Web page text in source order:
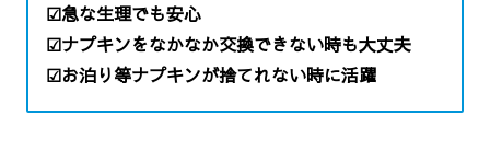
☑急な生理でも安心
☑ナプキンをなかなか交換できない時も大丈夫
☑お泊り等ナプキンが捨てれない時に活躍